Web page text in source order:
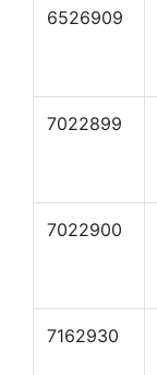
6526909
7022899
7022900
7162930